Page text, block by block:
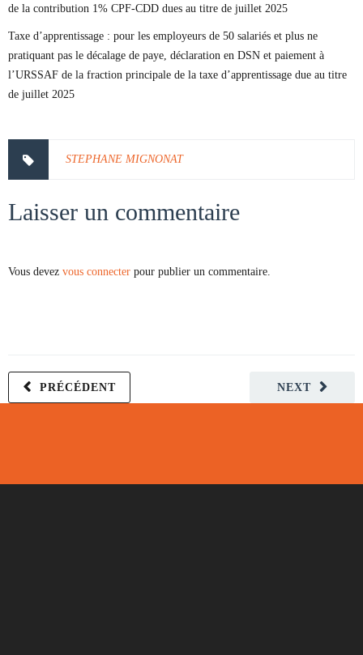
de la contribution 1% CPF-CDD dues au titre de juillet 2025
Taxe d’apprentissage : pour les employeurs de 50 salariés et plus ne
pratiquant pas le décalage de paye, déclaration en DSN et paiement à
l’URSSAF de la fraction principale de la taxe d’apprentissage due au titre
de juillet 2025
STEPHANE MIGNONAT
Laisser un commentaire
Vous devez vous connecter pour publier un commentaire.
NEXT
PRÉCÉDENT